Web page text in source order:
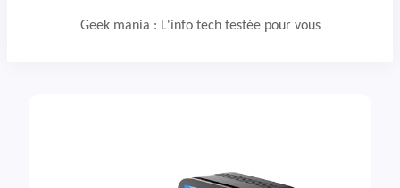
Geek mania : L'info tech testée pour vous